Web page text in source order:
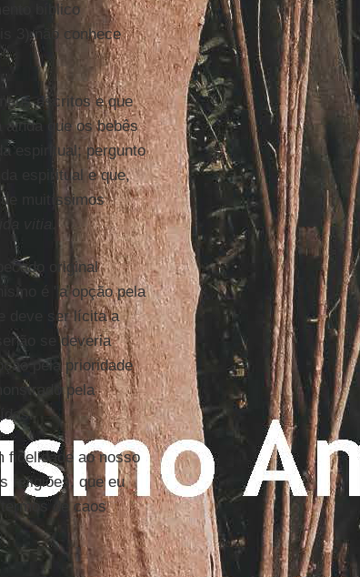
bíblico
3) não conhece
escritos e que
ainda que os bebês
espiritual; pergunto
espiritual e que,
de muitíssimos
original
é "a opção pela
deve ser lícita a
se deveria
pela prioridade
pela
fidelidade ao nosso
religiões, que eu
de caos